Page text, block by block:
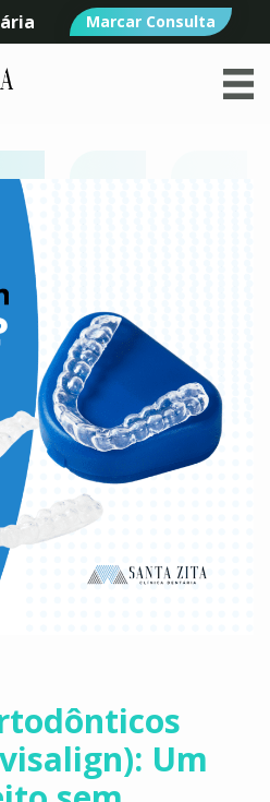
Marcar Consulta
Um